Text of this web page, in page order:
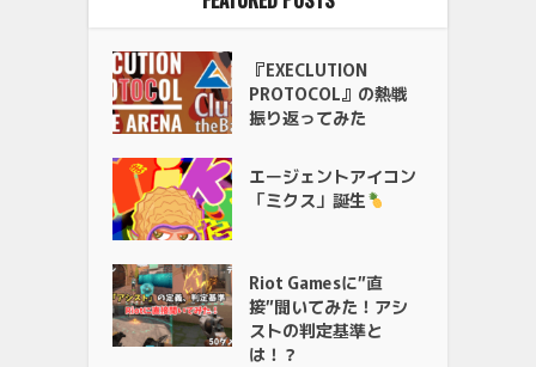
『EXECLUTION
PROTOCOL』の熱戦
振り返ってみた
エージェントアイコン
「ミクス」誕生
Riot Gamesに”直
接”聞いてみた！アシ
ストの判定基準と
は！？